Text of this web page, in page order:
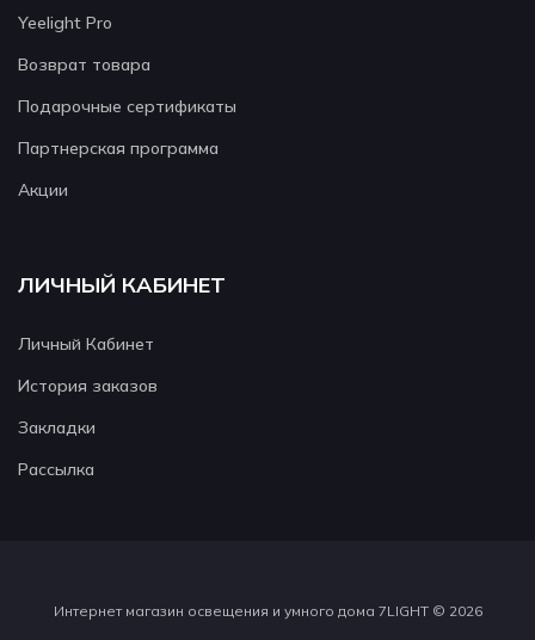
Yeelight Pro
Возврат товара
Подарочные сертификаты
Партнерская программа
Акции
ЛИЧНЫЙ КАБИНЕТ
Личный Кабинет
История заказов
Закладки
Рассылка
Интернет магазин освещения и умного дома 7LIGHT © 2026